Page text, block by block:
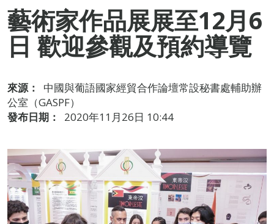
藝術家作品展展至12月6
日 歡迎參觀及預約導覽
來源：
中國與葡語國家經貿合作論壇常設秘書處輔助辦
公室（GASPF）
發布日期：
2020年11月26日 10:44